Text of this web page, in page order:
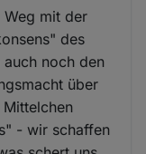
Weg mit der
des
noch den
über
- wir schaffen